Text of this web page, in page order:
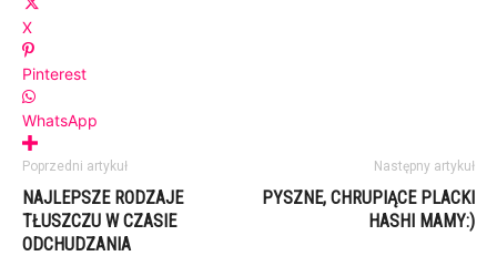
X
Pinterest
WhatsApp
Poprzedni artykuł
NAJLEPSZE RODZAJE
TŁUSZCZU W CZASIE
ODCHUDZANIA
Następny artykuł
PYSZNE, CHRUPIĄCE PLACKI
HASHI MAMY:)